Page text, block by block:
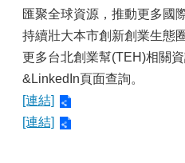
匯聚全球資源，推動更多國
持續壯大本市創新創業生態圈
更多台北創業幫(TEH)相關
&LinkedIn頁面查詢。
[連結]
[連結]